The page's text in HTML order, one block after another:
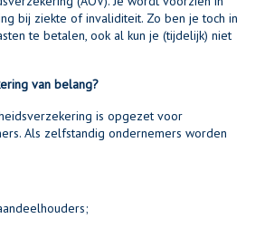
bij ziekte of invaliditeit. Zo ben je toch in
te betalen, ook al kun je (tijdelijk) niet
van belang?
is opgezet voor
Als zelfstandig ondernemers worden